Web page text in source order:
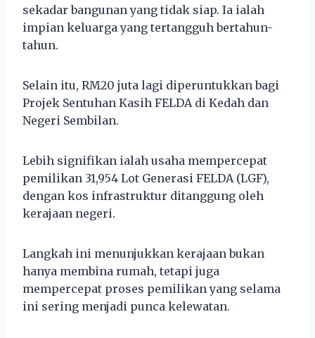
sekadar bangunan yang tidak siap. Ia ialah
impian keluarga yang tertangguh bertahun-
tahun.
Selain itu, RM20 juta lagi diperuntukkan bagi
Projek Sentuhan Kasih FELDA di Kedah dan
Negeri Sembilan.
Lebih signifikan ialah usaha mempercepat
pemilikan 31,954 Lot Generasi FELDA (LGF),
dengan kos infrastruktur ditanggung oleh
kerajaan negeri.
Langkah ini menunjukkan kerajaan bukan
hanya membina rumah, tetapi juga
mempercepat proses pemilikan yang selama
ini sering menjadi punca kelewatan.